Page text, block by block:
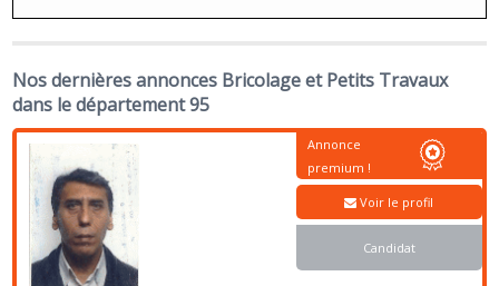
Nos dernières annonces Bricolage et Petits Travaux
dans le département 95
Annonce
premium !
Voir le profil
Candidat